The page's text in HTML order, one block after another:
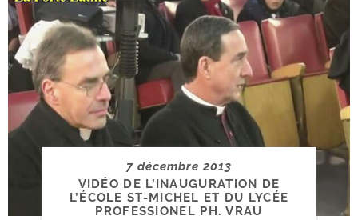
7 décembre 2013
VIDÉO DE L’INAUGURATION DE
L’ÉCOLE ST-​MICHEL ET DU LYCÉE
PROFESSIONEL PH. VRAU